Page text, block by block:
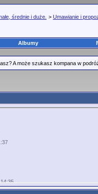
średnie i duże. > Umawianie i
Albumy
A może szukasz kompana w
14:35